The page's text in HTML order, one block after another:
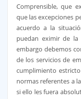
Comprensible, que
que las excepciones
acuerdo a la
puedan eximir de
embargo debemos
de los servicios de
cumplimiento
normas referentes a
si ello les fuera